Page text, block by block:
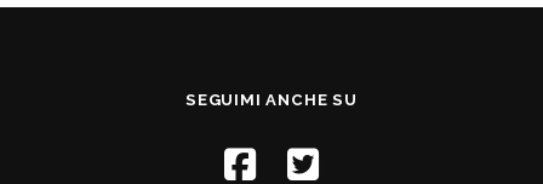
SEGUIMI ANCHE SU